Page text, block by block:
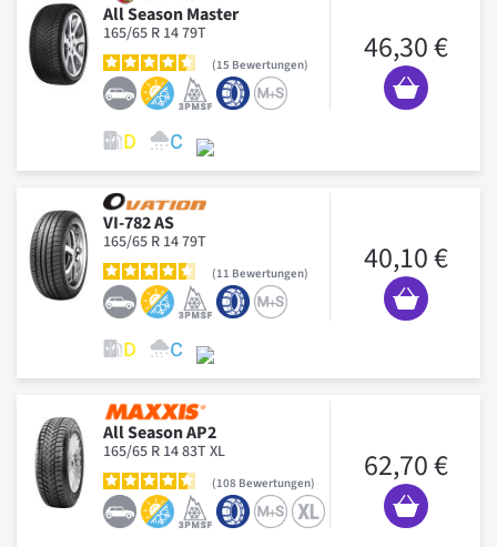
All Season Master
165/65 R 14 79T
15 Bewertungen 46,30 €
VI-782 AS
165/65 R 14 79T
11 Bewertungen 40,10 €
All Season AP2
165/65 R 14 83T XL
108 Bewertungen 62,70 €